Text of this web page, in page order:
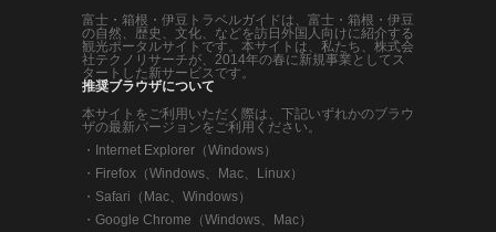
富士・箱根・伊豆トラベルガイドは、富士・箱根・伊豆
の自然、歴史、文化、などを訪日外国人向けに紹介する
観光ポータルサイトです。本サイトは、私たち、株式会
社テクノリサーチが、2014年の春に新規事業としてス
タートした新サービスです。
推奨ブラウザについて
本サイトをご利用いただく際は、下記いずれかのブラウ
ザの最新バージョンをご利用ください。
・
Internet Explorer（Windows）
・ Firefox（Windows、Mac、Linux）
・ Safari（Mac、Windows）
・ Google Chrome（Windows、Mac）